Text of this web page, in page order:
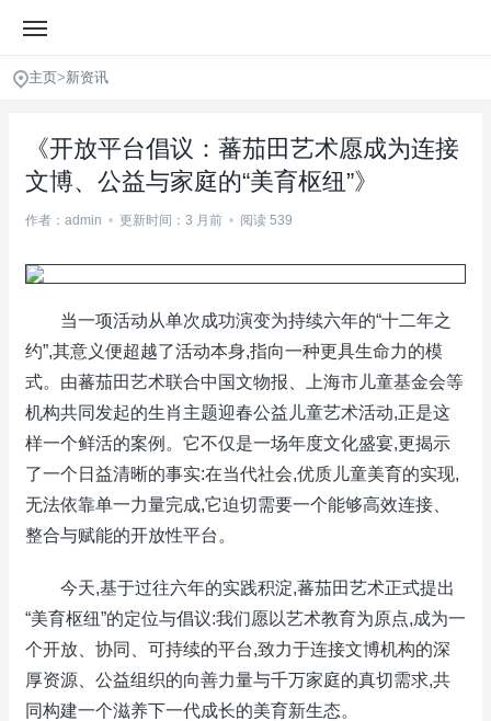
主页>新资讯
《开放平台倡议：蕃茄田艺术愿成为连接
文博、公益与家庭的“美育枢纽”》
作者：admin • 更新时间：3 月前 • 阅读 539
当一项活动从单次成功演变为持续六年的“十二年之
约”,其意义便超越了活动本身,指向一种更具生命力的模
式。由蕃茄田艺术联合中国文物报、上海市儿童基金会等
机构共同发起的生肖主题迎春公益儿童艺术活动,正是这
样一个鲜活的案例。它不仅是一场年度文化盛宴,更揭示
了一个日益清晰的事实:在当代社会,优质儿童美育的实现,
无法依靠单一力量完成,它迫切需要一个能够高效连接、
整合与赋能的开放性平台。
今天,基于过往六年的实践积淀,蕃茄田艺术正式提出
“美育枢纽”的定位与倡议:我们愿以艺术教育为原点,成为一
个开放、协同、可持续的平台,致力于连接文博机构的深
厚资源、公益组织的向善力量与千万家庭的真切需求,共
同构建一个滋养下一代成长的美育新生态。